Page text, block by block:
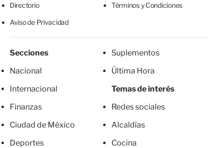
Directorio Términos y Condiciones
Aviso de Privacidad
Secciones
Nacional
Internacional
Finanzas
Ciudad de México
Deportes
Suplementos
Última Hora
Temas de interés
Redes sociales
Alcaldías
Cocina